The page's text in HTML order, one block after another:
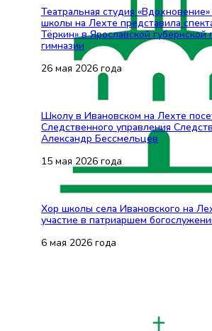
Театральная студия
школы на Лехте представила
Тёркин» в Ярославской губернской
гимназии
26 мая 2026 года
Школу в Ивановском на Лехте
Следственного управления
Александр Бессмельцев
15 мая 2026 года
Хор школы села Ивановского на
участие в патриаршем
6 мая 2026 года